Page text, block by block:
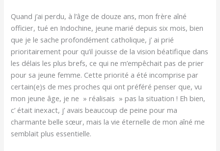
Quand j’ai perdu, à l’âge de douze ans, mon frère aîné
officier, tué en Indochine, jeune marié depuis six mois, bien
que je le sache profondément catholique, j’ ai prié
prioritairement pour qu’il jouisse de la vision béatifique dans
les délais les plus brefs, ce qui ne m’empêchait pas de prier
pour sa jeune femme. Cette priorité a été incomprise par
certain(e)s de mes proches qui ont préféré penser que, vu
mon jeune âge, je ne » réalisais » pas la situation ! Eh bien,
c’ était inexact, j’ avais beaucoup de peine pour ma
charmante belle sœur, mais la vie éternelle de mon aîné me
semblait plus essentielle.